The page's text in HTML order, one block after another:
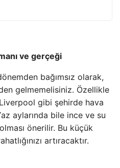
ve gerçeği
bağımsız olarak,
gelmemelisiniz. Özellikle
gibi şehirde hava
aylarında bile ince ve su
önerilir. Bu küçük
artıracaktır.